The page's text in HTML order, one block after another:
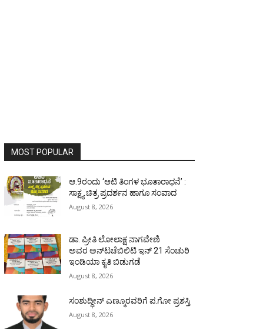
MOST POPULAR
ಆ.9ರಂದು ‘ಆಟಿ ತಿಂಗಳ ಭೂತಾರಾಧನೆ’ :
ಸಾಕ್ಷ್ಯ ಚಿತ್ರ ಪ್ರದರ್ಶನ ಹಾಗೂ ಸಂವಾದ
August 8, 2026
ಡಾ. ಪ್ರೀತಿ ಲೋಲಾಕ್ಷ ನಾಗವೇಣಿ
ಅವರ ಅನ್‌ಟಚೆಬಿಲಿಟಿ ಇನ್ 21 ಸೆಂಚುರಿ
ಇಂಡಿಯಾ ಕೃತಿ ಬಿಡುಗಡೆ
August 8, 2026
ಸಂಶುದ್ಧೀನ್ ಎಣ್ಮೂರವರಿಗೆ ಪ.ಗೋ ಪ್ರಶಸ್ತಿ
August 8, 2026